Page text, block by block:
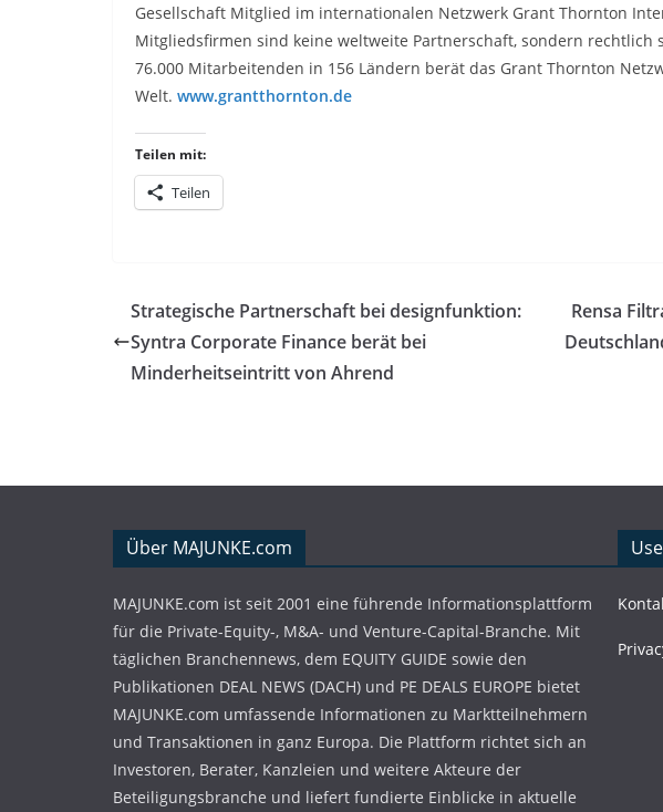
Gesellschaft Mitglied im internationalen Netzwerk Grant Thornton
Mitgliedsfirmen sind keine weltweite Partnerschaft, sondern rechtlich
76.000 Mitarbeitenden in 156 Ländern berät das Grant Thornton
Welt. www.grantthornton.de
Teilen mit:
Teilen
Strategische Partnerschaft bei designfunktion:
Syntra Corporate Finance berät bei
Minderheitseintritt von Ahrend
Rensa
Über MAJUNKE.com
MAJUNKE.com ist seit 2001 eine führende Informationsplattform
für die Private-Equity-, M&A- und Venture-Capital-Branche. Mit
täglichen Branchennews, dem EQUITY GUIDE sowie den
Publikationen DEAL NEWS (DACH) und PE DEALS EUROPE bietet
MAJUNKE.com umfassende Informationen zu Marktteilnehmern
und Transaktionen in ganz Europa. Die Plattform richtet sich an
Investoren, Berater, Kanzleien und weitere Akteure der
Beteiligungsbranche und liefert fundierte Einblicke in aktuelle